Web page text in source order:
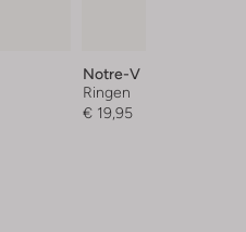
Notre-V
Ringen
€ 19,95